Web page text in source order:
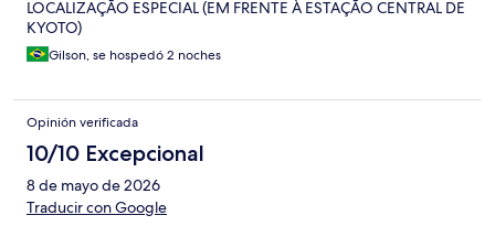
LOCALIZAÇÃO ESPECIAL (EM FRENTE À ESTAÇÃO CENTRAL DE
KYOTO)
Gilson, se hospedó 2 noches
Opinión verificada
10/10 Excepcional
8 de mayo de 2026
Traducir con Google